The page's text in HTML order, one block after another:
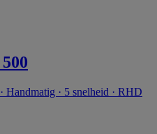
Handmatig · 5 snelheid · RHD